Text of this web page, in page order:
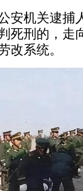
安机关逮捕
死刑的，走
改系统。